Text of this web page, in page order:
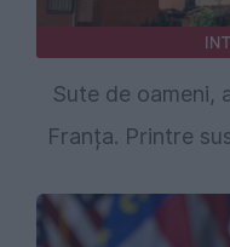
Sute de oameni,
Franța. Printre